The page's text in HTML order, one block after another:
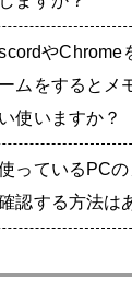
やChrome
ムをするとメ
使いますか？
っているPC
認する方法は